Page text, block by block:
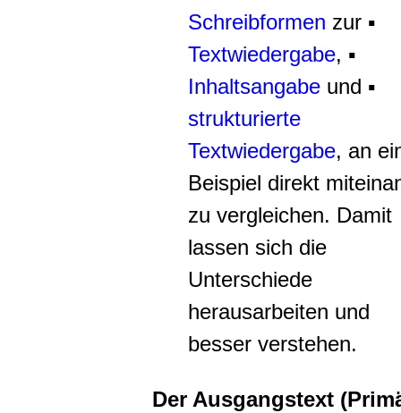
Schreibformen zur ▪
Textwiedergabe, ▪
Inhaltsangabe und ▪
strukturierte
Textwiedergabe, an
Beispiel direkt
zu vergleichen. Damit
lassen sich die
Unterschiede
herausarbeiten und
besser verstehen.
Der Ausgangstext